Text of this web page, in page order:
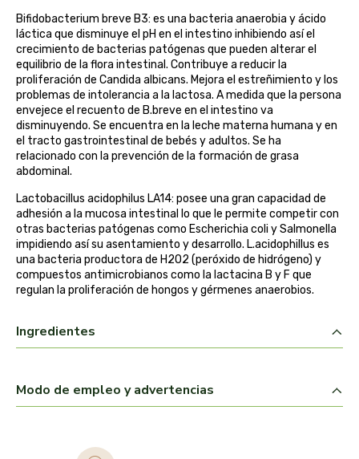
Bifidobacterium breve B3: es una bacteria anaerobia y ácido
láctica que disminuye el pH en el intestino inhibiendo así el
crecimiento de bacterias patógenas que pueden alterar el
equilibrio de la flora intestinal. Contribuye a reducir la
proliferación de Candida albicans. Mejora el estreñimiento y los
problemas de intolerancia a la lactosa. A medida que la persona
envejece el recuento de B.breve en el intestino va
disminuyendo. Se encuentra en la leche materna humana y en
el tracto gastrointestinal de bebés y adultos. Se ha
relacionado con la prevención de la formación de grasa
abdominal.
Lactobacillus acidophilus LA14: posee una gran capacidad de
adhesión a la mucosa intestinal lo que le permite competir con
otras bacterias patógenas como Escherichia coli y Salmonella
impidiendo así su asentamiento y desarrollo. L.acidophillus es
una bacteria productora de H2O2 (peróxido de hidrógeno) y
compuestos antimicrobianos como la lactacina B y F que
regulan la proliferación de hongos y gérmenes anaerobios.
Ingredientes
Modo de empleo y advertencias
bach original
banban
bauck hof
bellsola
belsi
ben&anna
biarritz
bifemme
biobel
biocop
biofloral